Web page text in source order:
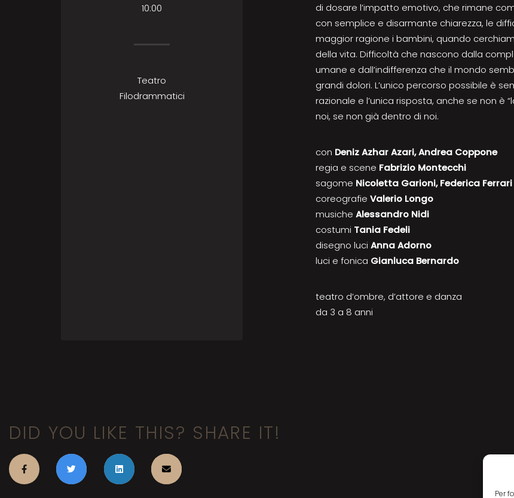
Per
di dosare l’impatto emotivo, che rimane
con semplice e disarmante chiarezza, le
maggior ragione i bambini, quando
della vita. Difficoltà che nascono dalla
umane e dall’indifferenza che il mondo
grandi dolori. L’unico percorso possibile è
razionale e l’unica risposta, anche se non è
noi, se non già dentro di noi.
con Deniz Azhar Azari, Andrea Coppone
regia e scene Fabrizio Montecchi
sagome Nicoletta Garioni, Federica Ferrari
coreografieValerio Longo
musicheAlessandro Nidi
costumi Tania Fedeli
disegno luciAnna Adorno
luci e fonica Gianluca Bernardo
teatro d’ombre, d’attore e danza
da 3 a 8 anni
10:00
Teatro
Filodrammatici
DID YOU LIKE THIS? SHARE IT!